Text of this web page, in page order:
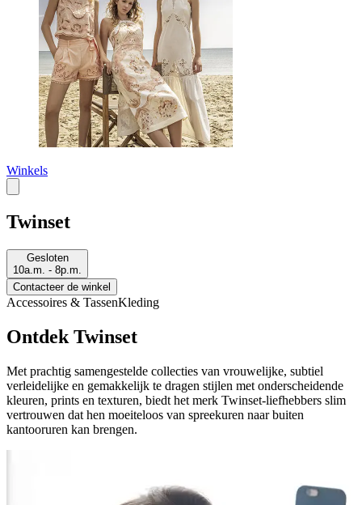
Winkels
Twinset
Gesloten
10a.m. - 8p.m.
Contacteer de winkel
Accessoires & TassenKleding
Ontdek Twinset
Met prachtig samengestelde collecties van vrouwelijke, subtiel
verleidelijke en gemakkelijk te dragen stijlen met onderscheidende
kleuren, prints en texturen, biedt het merk Twinset-liefhebbers slim
vertrouwen dat hen moeiteloos van spreekuren naar buiten
kantooruren kan brengen.